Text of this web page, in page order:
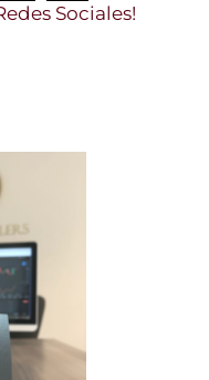
Redes Sociale